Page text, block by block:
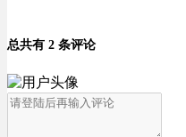
总共有 2 条评论